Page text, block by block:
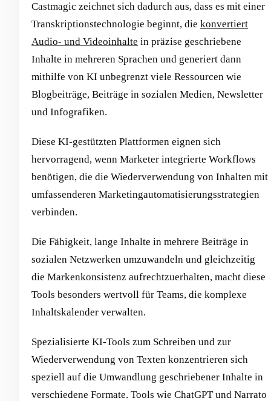
Castmagic zeichnet sich dadurch aus, dass es mit einer
Transkriptionstechnologie beginnt, die konvertiert
Audio- und Videoinhalte in präzise geschriebene
Inhalte in mehreren Sprachen und generiert dann
mithilfe von KI unbegrenzt viele Ressourcen wie
Blogbeiträge, Beiträge in sozialen Medien, Newsletter
und Infografiken.
Diese KI-gestützten Plattformen eignen sich
hervorragend, wenn Marketer integrierte Workflows
benötigen, die die Wiederverwendung von Inhalten mit
umfassenderen Marketingautomatisierungsstrategien
verbinden.
Die Fähigkeit, lange Inhalte in mehrere Beiträge in
sozialen Netzwerken umzuwandeln und gleichzeitig
die Markenkonsistenz aufrechtzuerhalten, macht diese
Tools besonders wertvoll für Teams, die komplexe
Inhaltskalender verwalten.
Spezialisierte KI-Tools zum Schreiben und zur
Wiederverwendung von Texten konzentrieren sich
speziell auf die Umwandlung geschriebener Inhalte in
verschiedene Formate. Tools wie ChatGPT und Narrato